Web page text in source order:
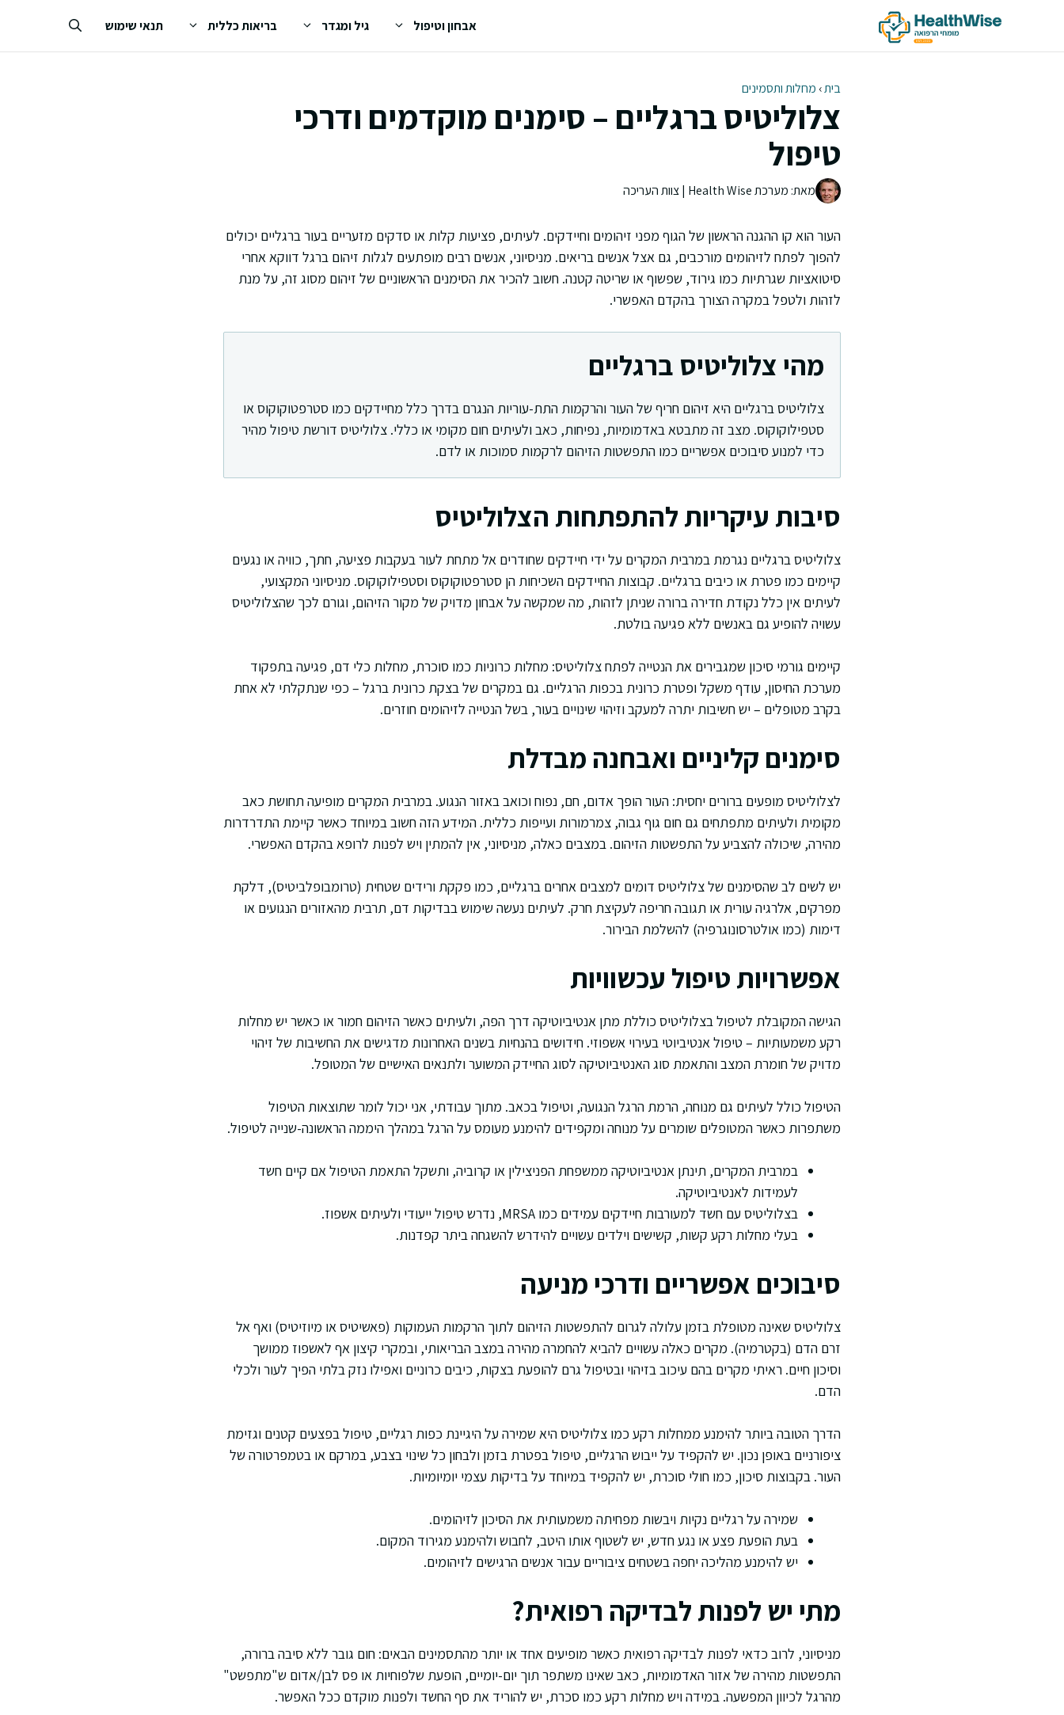
אבחון וטיפול גיל ומגדר בריאות כללית תנאי שימוש
בית› מחלות ותסמינים
צלוליטיס ברגליים – סימנים מוקדמים ודרכי
טיפול
מאת: מערכת Health Wise | צוות העריכה
העור הוא קו ההגנה הראשון של הגוף מפני זיהומים וחיידקים. לעיתים, פציעות קלות או סדקים מזעריים בעור ברגליים יכולים
להפוך לפתח לזיהומים מורכבים, גם אצל אנשים בריאים. מניסיוני, אנשים רבים מופתעים לגלות זיהום ברגל דווקא אחרי
סיטואציות שגרתיות כמו גירוד, שפשוף או שריטה קטנה. חשוב להכיר את הסימנים הראשוניים של זיהום מסוג זה, על מנת
לזהות ולטפל במקרה הצורך בהקדם האפשרי.
מהי צלוליטיס ברגליים
צלוליטיס ברגליים היא זיהום חריף של העור והרקמות התת-עוריות הנגרם בדרך כלל מחיידקים כמו סטרפטוקוקוס או
סטפילוקוקוס. מצב זה מתבטא באדמומיות, נפיחות, כאב ולעיתים חום מקומי או כללי. צלוליטיס דורשת טיפול מהיר
כדי למנוע סיבוכים אפשריים כמו התפשטות הזיהום לרקמות סמוכות או לדם.
סיבות עיקריות להתפתחות הצלוליטיס
צלוליטיס ברגליים נגרמת במרבית המקרים על ידי חיידקים שחודרים אל מתחת לעור בעקבות פציעה, חתך, כוויה או נגעים
קיימים כמו פטרת או כיבים ברגליים. קבוצות החיידקים השכיחות הן סטרפטוקוקוס וסטפילוקוקוס. מניסיוני המקצועי,
לעיתים אין כלל נקודת חדירה ברורה שניתן לזהות, מה שמקשה על אבחון מדויק של מקור הזיהום, וגורם לכך שהצלוליטיס
עשויה להופיע גם באנשים ללא פגיעה בולטת.
קיימים גורמי סיכון שמגבירים את הנטייה לפתח צלוליטיס: מחלות כרוניות כמו סוכרת, מחלות כלי דם, פגיעה בתפקוד
מערכת החיסון, עודף משקל ופטרת כרונית בכפות הרגליים. גם במקרים של בצקת כרונית ברגל – כפי שנתקלתי לא אחת
בקרב מטופלים – יש חשיבות יתרה למעקב וזיהוי שינויים בעור, בשל הנטייה לזיהומים חוזרים.
סימנים קליניים ואבחנה מבדלת
לצלוליטיס מופעים ברורים יחסית: העור הופך אדום, חם, נפוח וכואב באזור הנגוע. במרבית המקרים מופיעה תחושת כאב
מקומית ולעיתים מתפתחים גם חום גוף גבוה, צמרמורות ועייפות כללית. המידע הזה חשוב במיוחד כאשר קיימת התדרדרות
מהירה, שיכולה להצביע על התפשטות הזיהום. במצבים כאלה, מניסיוני, אין להמתין ויש לפנות לרופא בהקדם האפשרי.
יש לשים לב שהסימנים של צלוליטיס דומים למצבים אחרים ברגליים, כמו פקקת ורידים שטחית (טרומבופלביטיס), דלקת
מפרקים, אלרגיה עורית או תגובה חריפה לעקיצת חרק. לעיתים נעשה שימוש בבדיקות דם, תרבית מהאזורים הנגועים או
דימות (כמו אולטרסונוגרפיה) להשלמת הבירור.
אפשרויות טיפול עכשוויות
הגישה המקובלת לטיפול בצלוליטיס כוללת מתן אנטיביוטיקה דרך הפה, ולעיתים כאשר הזיהום חמור או כאשר יש מחלות
רקע משמעותיות – טיפול אנטיביוטי בעירוי אשפוזי. חידושים בהנחיות בשנים האחרונות מדגישים את החשיבות של זיהוי
מדויק של חומרת המצב והתאמת סוג האנטיביוטיקה לסוג החיידק המשוער ולתנאים האישיים של המטופל.
הטיפול כולל לעיתים גם מנוחה, הרמת הרגל הנגועה, וטיפול בכאב. מתוך עבודתי, אני יכול לומר שתוצאות הטיפול
משתפרות כאשר המטופלים שומרים על מנוחה ומקפידים להימנע מעומס על הרגל במהלך היממה הראשונה-שנייה לטיפול.
במרבית המקרים, תינתן אנטיביוטיקה ממשפחת הפניצילין או קרוביה, ותשקל התאמת הטיפול אם קיים חשד
לעמידות לאנטיביוטיקה.
בצלוליטיס עם חשד למעורבות חיידקים עמידים כמו MRSA, נדרש טיפול ייעודי ולעיתים אשפוז.
בעלי מחלות רקע קשות, קשישים וילדים עשויים להידרש להשגחה ביתר קפדנות.
סיבוכים אפשריים ודרכי מניעה
צלוליטיס שאינה מטופלת בזמן עלולה לגרום להתפשטות הזיהום לתוך הרקמות העמוקות (פאשיטיס או מיוזיטיס) ואף אל
זרם הדם (בקטרמיה). מקרים כאלה עשויים להביא להחמרה מהירה במצב הבריאותי, ובמקרי קיצון אף לאשפוז ממושך
וסיכון חיים. ראיתי מקרים בהם עיכוב בזיהוי ובטיפול גרם להופעת בצקות, כיבים כרוניים ואפילו נזק בלתי הפיך לעור ולכלי
הדם.
הדרך הטובה ביותר להימנע ממחלות רקע כמו צלוליטיס היא שמירה על היגיינת כפות רגליים, טיפול בפצעים קטנים וגזימת
ציפורניים באופן נכון. יש להקפיד על ייבוש הרגליים, טיפול בפטרת בזמן ולבחון כל שינוי בצבע, במרקם או בטמפרטורה של
העור. בקבוצות סיכון, כמו חולי סוכרת, יש להקפיד במיוחד על בדיקות עצמי יומיומיות.
שמירה על רגליים נקיות ויבשות מפחיתה משמעותית את הסיכון לזיהומים.
בעת הופעת פצע או נגע חדש, יש לשטוף אותו היטב, לחבוש ולהימנע מגירוד המקום.
יש להימנע מהליכה יחפה בשטחים ציבוריים עבור אנשים הרגישים לזיהומים.
מתי יש לפנות לבדיקה רפואית?
מניסיוני, לרוב כדאי לפנות לבדיקה רפואית כאשר מופיעים אחד או יותר מהתסמינים הבאים: חום גובר ללא סיבה ברורה,
התפשטות מהירה של אזור האדמומיות, כאב שאינו משתפר תוך יום-יומיים, הופעת שלפוחיות או פס לבן/אדום ש"מתפשט"
מהרגל לכיוון המפשעה. במידה ויש מחלות רקע כמו סכרת, יש להוריד את סף החשד ולפנות מוקדם ככל האפשר.